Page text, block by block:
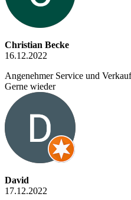
Christian Becke
16.12.2022
Angenehmer Service und
Gerne wieder
David
17.12.2022